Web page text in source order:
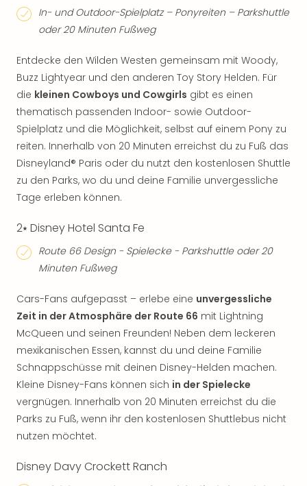
In- und Outdoor-Spielplatz – Ponyreiten – Parkshuttle
oder 20 Minuten Fußweg
Entdecke den Wilden Westen gemeinsam mit Woody,
Buzz Lightyear und den anderen Toy Story Helden. Für
die kleinen Cowboys und Cowgirls gibt es einen
thematisch passenden Indoor- sowie Outdoor-
Spielplatz und die Möglichkeit, selbst auf einem Pony zu
reiten. Innerhalb von 20 Minuten erreichst du zu Fuß das
Disneyland® Paris oder du nutzt den kostenlosen Shuttle
zu den Parks, wo du und deine Familie unvergessliche
Tage erleben können.
2⭑ Disney Hotel Santa Fe
Route 66 Design - Spielecke - Parkshuttle oder 20
Minuten Fußweg
Cars-Fans aufgepasst – erlebe eine unvergessliche
Zeit in der Atmosphäre der Route 66 mit Lightning
McQueen und seinen Freunden! Neben dem leckeren
mexikanischen Essen, kannst du und deine Familie
Schnappschüsse mit deinen Disney-Helden machen.
Kleine Disney-Fans können sich in der Spielecke
vergnügen. Innerhalb von 20 Minuten erreichst du die
Parks zu Fuß, wenn ihr den kostenlosen Shuttlebus nicht
nutzen möchtet.
Disney Davy Crockett Ranch